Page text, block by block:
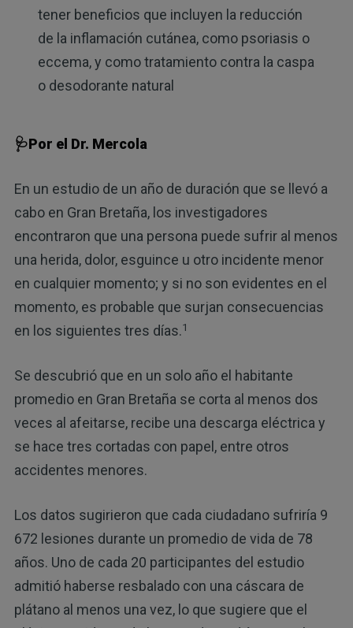
tener beneficios que incluyen la reducción
de la inflamación cutánea, como psoriasis o
eccema, y como tratamiento contra la caspa
o desodorante natural
🩺Por el Dr. Mercola
En un estudio de un año de duración que se llevó a
cabo en Gran Bretaña, los investigadores
encontraron que una persona puede sufrir al menos
una herida, dolor, esguince u otro incidente menor
en cualquier momento; y si no son evidentes en el
momento, es probable que surjan consecuencias
en los siguientes tres días.1
Se descubrió que en un solo año el habitante
promedio en Gran Bretaña se corta al menos dos
veces al afeitarse, recibe una descarga eléctrica y
se hace tres cortadas con papel, entre otros
accidentes menores.
Los datos sugirieron que cada ciudadano sufriría 9
672 lesiones durante un promedio de vida de 78
años. Uno de cada 20 participantes del estudio
admitió haberse resbalado con una cáscara de
plátano al menos una vez, lo que sugiere que el